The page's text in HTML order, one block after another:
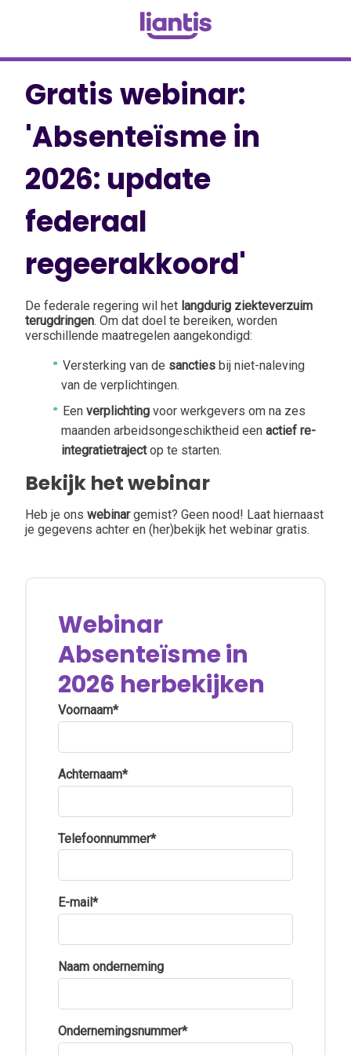
Gratis webinar:
'Absenteïsme in
2026: update
federaal
regeerakkoord'
De federale regering wil het langdurig ziekteverzuim
terugdringen. Om dat doel te bereiken, worden
verschillende maatregelen aangekondigd:
Versterking van de sancties bij niet-naleving
van de verplichtingen.
Een verplichting voor werkgevers om na zes
maanden arbeidsongeschiktheid een actief re-
integratietraject op te starten.
Bekijk het webinar
Heb je ons webinargemist? Geen nood! Laat hiernaast
je gegevens achter en (her)bekijk het webinar gratis.
Webinar
Absenteïsme in
2026 herbekijken
Voornaam*
Achternaam*
Telefoonnummer*
E-mail *
Naam onderneming
Ondernemingsnummer*